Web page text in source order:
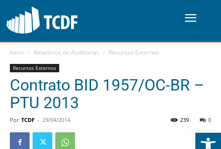
Abrir
Início Relatórios de Auditorias Recursos Externos
Recursos Externos
Contrato BID 1957/OC-BR –
PTU 2013
Por TCDF - 29/04/2014 0
239